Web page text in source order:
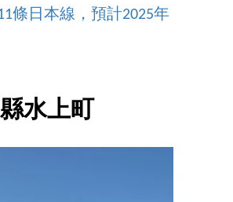
條日本線，預計2025年
水上町